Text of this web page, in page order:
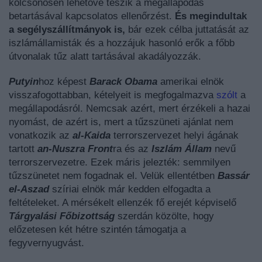
kölcsönösen lehetővé teszik a megállapodás
betartásával kapcsolatos ellenőrzést. És megindultak
a segélyszállítmányok is, bár ezek célba juttatását az
iszlámállamisták és a hozzájuk hasonló erők a főbb
útvonalak tűz alatt tartásával akadályozzák.
Putyinhoz képest Barack Obama amerikai elnök
visszafogottabban, kételyeit is megfogalmazva szólt a
megállapodásról. Nemcsak azért, mert érzékeli a hazai
nyomást, de azért is, mert a tűzszüneti ajánlat nem
vonatkozik az al-Kaida terrorszervezet helyi ágának
tartott an-Nuszra Frontra és az Iszlám Állam nevű
terrorszervezetre. Ezek máris jelezték: semmilyen
tűzszünetet nem fogadnak el. Velük ellentétben Bassár
el-Aszadszíriai elnök már kedden elfogadta a
feltételeket. A mérsékelt ellenzék fő erejét képviselő
Tárgyalási Főbizottság szerdán közölte, hogy
előzetesen két hétre szintén támogatja a
fegyvernyugvást.